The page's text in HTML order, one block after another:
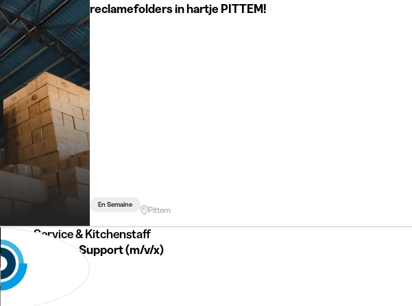
reclamefolders in hartje PITTEM!
En Semaine
Pittem
Flying Service & Kitchenstaff
Student Sales Support (m/v/x)